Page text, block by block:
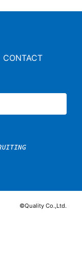
CONTACT
©Quality Co.,Ltd.